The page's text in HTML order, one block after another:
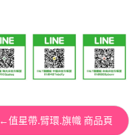
←值星帶.臂環.旗幟 商品頁